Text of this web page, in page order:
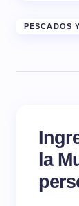
PESCADOS
la